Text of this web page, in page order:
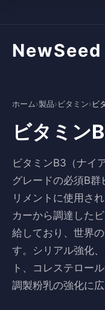
NewSeed
ホーム›製品›ビタミン›ビ
ビタミン
ビタミンB3（ナイ
グレードの必須B
リメントに使用さ
カーから調達した
給しており、世界
す。シリアル強化
ト、コレステロー
調製粉乳の強化に